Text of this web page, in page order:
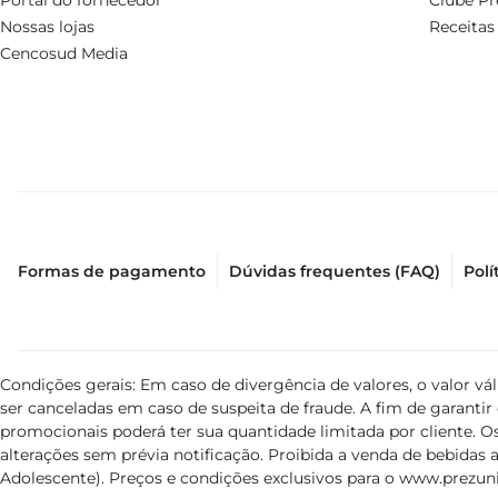
O Vinho USA California Dream Cabernet Sauvignon
Nossas lojas
Cencosud Media
Receitas
Formas de pagamento Dúvidas frequentes (FAQ)
Condições gerais: Em caso de divergência de valores, o valor
ser canceladas em caso de suspeita de fraude. A fim de
promocionais poderá ter sua quantidade limitada por cliente.
alterações sem prévia notificação. Proibida a venda de bebidas
Adolescente). Preços e condições exclusivos para o